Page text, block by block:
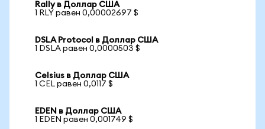
Rally в Доллар США
1 RLY равен 0,00002697 $
DSLA Protocol в Доллар США
1 DSLA равен 0,0000503 $
Celsius в Доллар США
1 CEL равен 0,0117 $
EDEN в Доллар США
1 EDEN равен 0,001749 $